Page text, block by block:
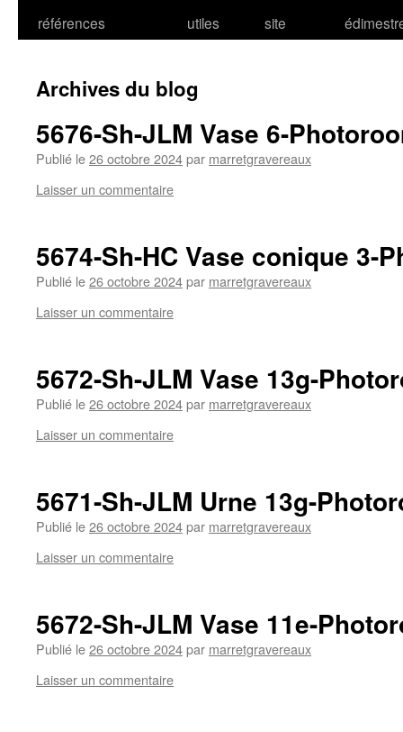
références
utiles
site
Archives du blog
5676-Sh-JLM Vase 6-
Publié le26 octobre 2024par marretgravereaux
Laisser un commentaire
5674-Sh-HC Vase conique 3-
Publié le26 octobre 2024par marretgravereaux
Laisser un commentaire
5672-Sh-JLM Vase 13g-
Publié le26 octobre 2024par marretgravereaux
Laisser un commentaire
5671-Sh-JLM Urne 13g-
Publié le26 octobre 2024par marretgravereaux
Laisser un commentaire
5672-Sh-JLM Vase 11e-
Publié le26 octobre 2024par marretgravereaux
Laisser un commentaire